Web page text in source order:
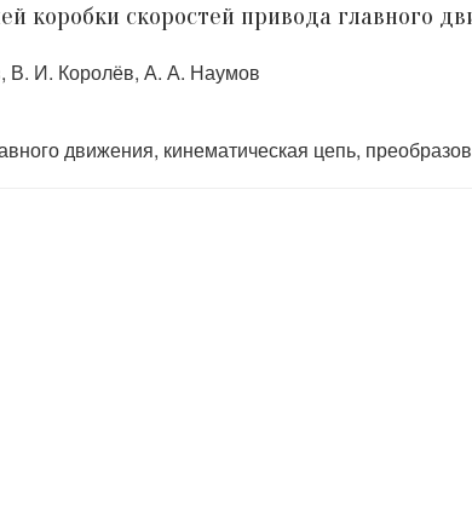
коробки скоростей привода главного
В. И. Королёв, А. А. Наумов
движения, кинематическая цепь,